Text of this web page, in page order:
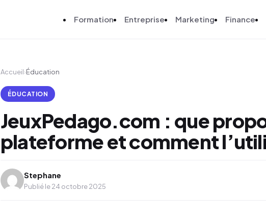
Formation Entreprise Marketing Finance
Accueil›Éducation
ÉDUCATION
JeuxPedago.com : que
plateforme et comment
Stephane
Publié le 24 octobre 2025